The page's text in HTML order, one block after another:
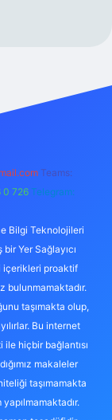
Teams:
0 726 Telegram:
Bilgi Teknolojileri
Yer Sağlayıcı
içerikleri proaktif
bulunmamaktadır.
taşımakta olup,
Bu internet
hiçbir bağlantısı
makaleler
taşımamakta